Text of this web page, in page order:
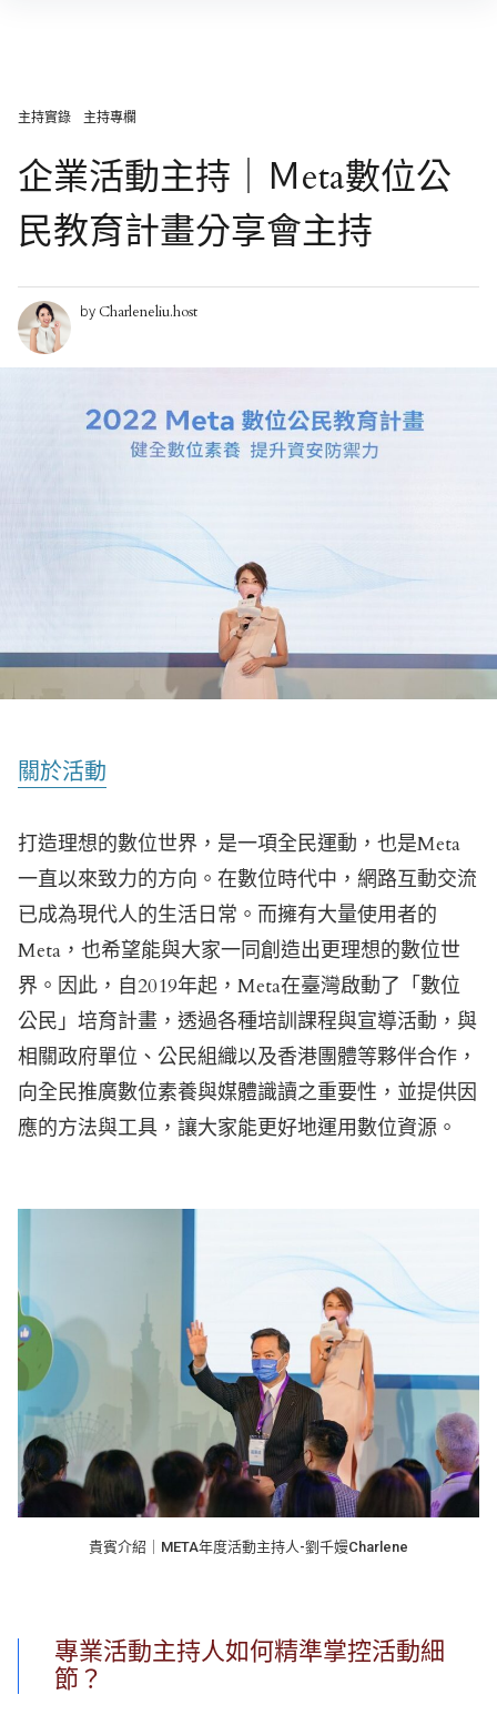
主持實錄 主持專欄
企業活動主持｜Ｍeta數位公
民教育計畫分享會主持
by Charleneliu.host
關於活動
打造理想的數位世界，是一項全民運動，也是Meta
一直以來致力的方向。在數位時代中，網路互動交流
已成為現代人的生活日常。而擁有大量使用者的
Meta，也希望能與大家一同創造出更理想的數位世
界。因此，自2019年起，Meta在臺灣啟動了「數位
公民」培育計畫，透過各種培訓課程與宣導活動，與
相關政府單位、公民組織以及香港團體等夥伴合作，
向全民推廣數位素養與媒體識讀之重要性，並提供因
應的方法與工具，讓大家能更好地運用數位資源。
貴賓介紹｜META年度活動主持人-劉千嫚Charlene
專業活動主持人如何精準掌控活動細
節？